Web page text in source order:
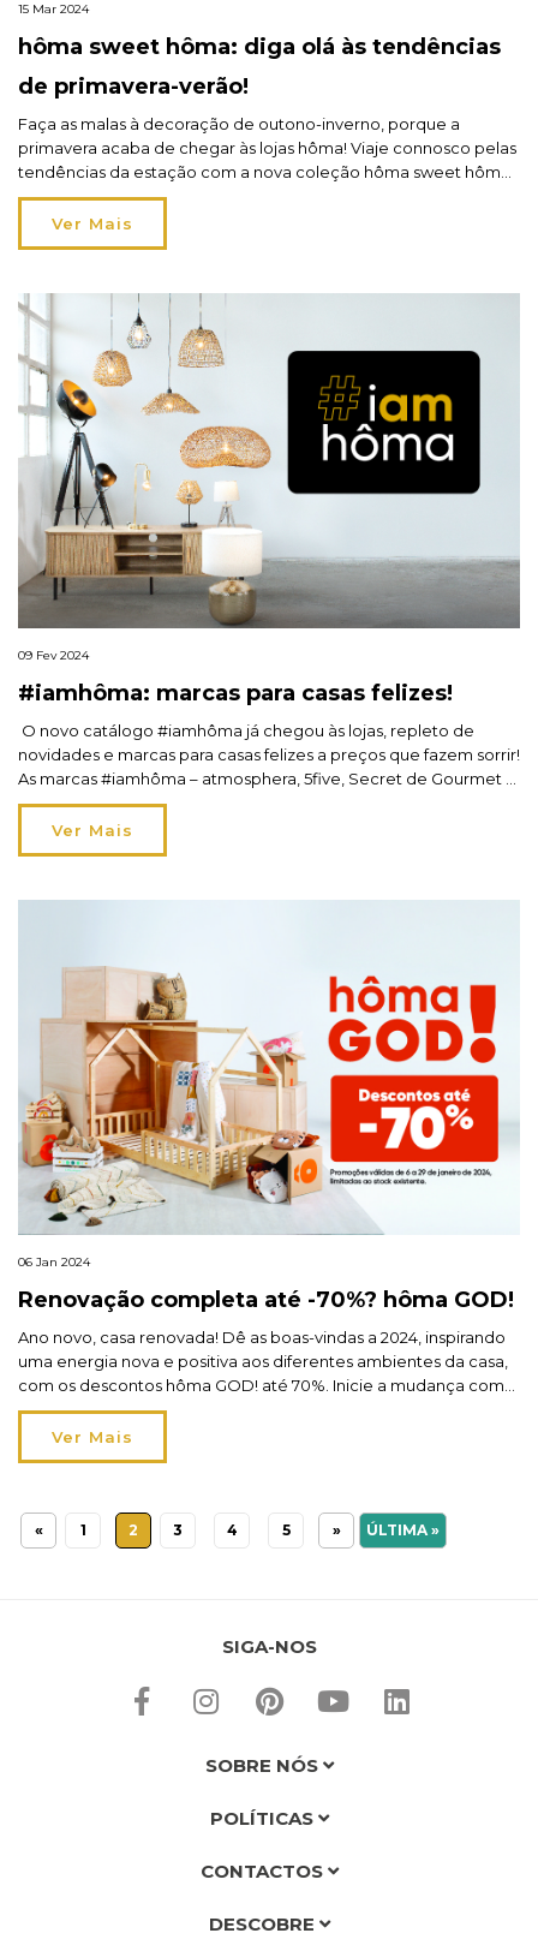
15 Mar 2024
hôma sweet hôma: diga olá às tendências
de primavera-verão!
Faça as malas à decoração de outono-inverno, porque a
primavera acaba de chegar às lojas hôma! Viaje connosco pelas
tendências da estação com a nova coleção hôma sweet hôma.
Descubra as suas preferidas: The Floral, inspirada na delicadeza
da natureza, ou Tropical Panama, inspirada na sua exuberância.
Quando eu me apaixonar, será para sempre. Jane […]
Ver Mais
09 Fev 2024
#iamhôma: marcas para casas felizes!
O novo catálogo #iamhôma já chegou às lojas, repleto de
novidades e marcas para casas felizes a preços que fazem sorrir!
As marcas #iamhôma – atmosphera, 5five, Secret de Gourmet e
Hespéride – são representadas pela hôma para levar inspiração,
aconchego e felicidade a cada recanto da sua casa. Mas não só.
As nossas […]
Ver Mais
06 Jan 2024
Renovação completa até -70%? hôma GOD!
Ano novo, casa renovada! Dê as boas-vindas a 2024, inspirando
uma energia nova e positiva aos diferentes ambientes da casa,
com os descontos hôma GOD! até 70%. Inicie a mudança com
as novidades que vão transformar a sua casa num refúgio de
bem-estar para relaxar e aconchegar-se nestes primeiros
meses do ano. E porque quem […]
Ver Mais
« 1 2 3 4 5 » ÚLTIMA »
SIGA-NOS
SOBRE NÓS
POLÍTICAS
CONTACTOS
DESCOBRE